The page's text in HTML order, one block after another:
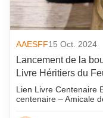
AAESFF15 Oct. 2024
Lancement de la
Livre Héritiers du
Lien Livre Centenaire
centenaire – Amicale